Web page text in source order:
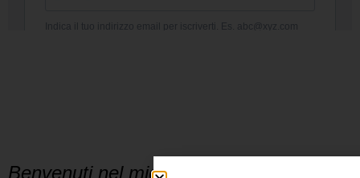
Benvenuti nel miglior Cannabis Shop a